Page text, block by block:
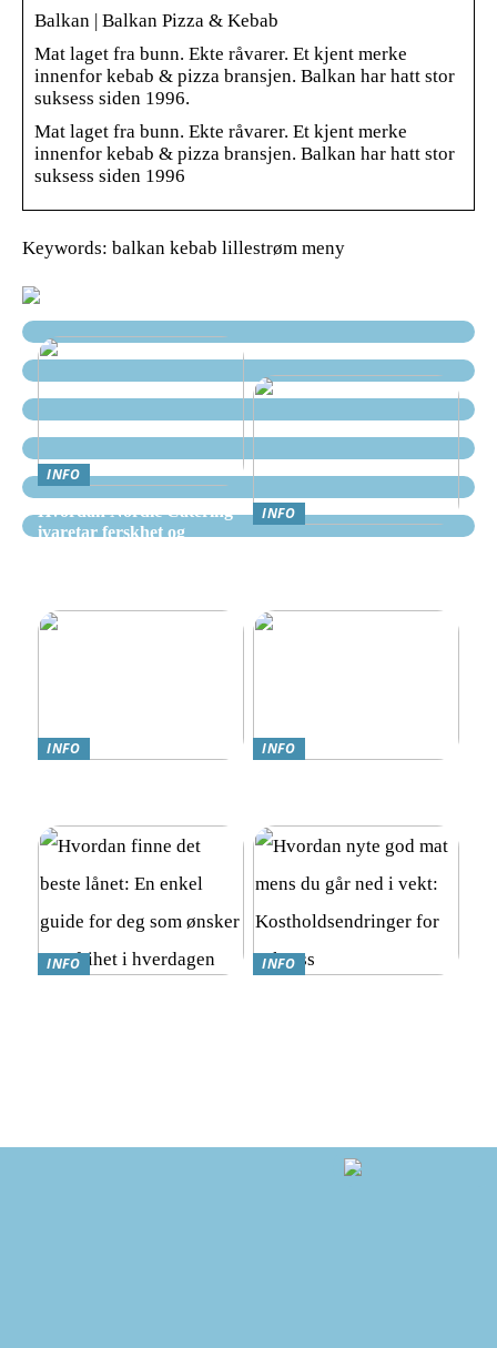
Balkan | Balkan Pizza & Kebab
Mat laget fra bunn. Ekte råvarer. Et kjent merke
innenfor kebab & pizza bransjen. Balkan har hatt stor
suksess siden 1996.
Mat laget fra bunn. Ekte råvarer. Et kjent merke
innenfor kebab & pizza bransjen. Balkan har hatt stor
suksess siden 1996
Keywords: balkan kebab lillestrøm meny
INFO
Hvordan Nordic Catering
ivaretar ferskhet og
INFO
INFO
INFO
INFO
INFO